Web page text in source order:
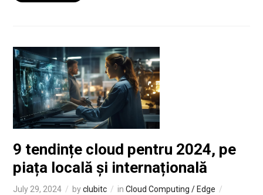
9 tendințe cloud pentru 2024, pe
piața locală și internațională
July 29, 2024 byclubitc in Cloud Computing / Edge